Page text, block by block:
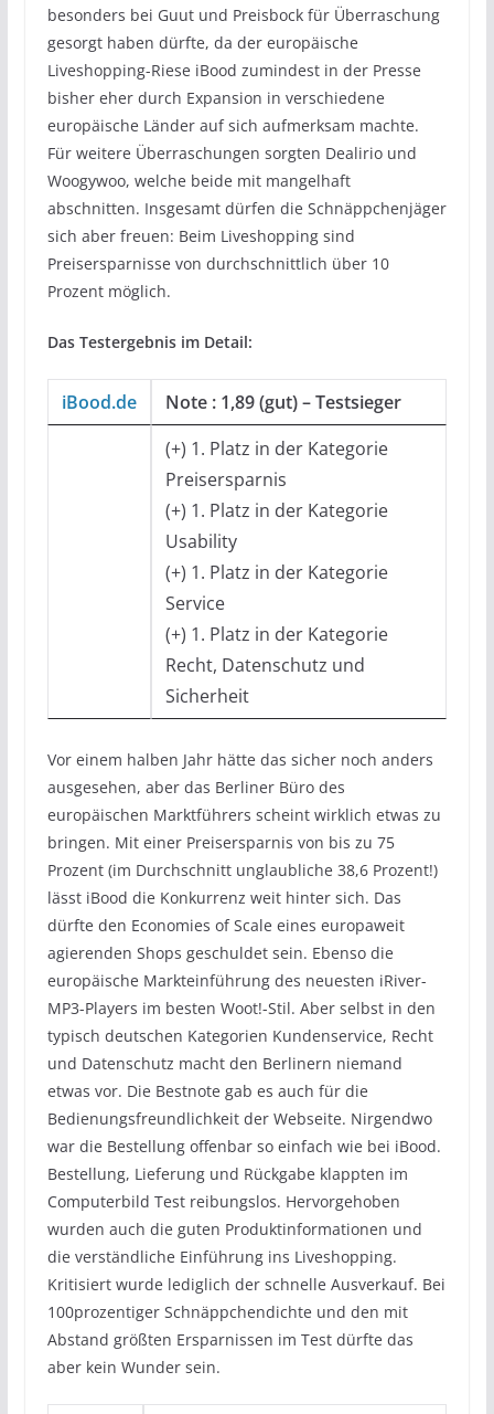
besonders bei Guut und Preisbock für Überraschung
gesorgt haben dürfte, da der europäische
Liveshopping-Riese iBood zumindest in der Presse
bisher eher durch Expansion in verschiedene
europäische Länder auf sich aufmerksam machte.
Für weitere Überraschungen sorgten Dealirio und
Woogywoo, welche beide mit mangelhaft
abschnitten. Insgesamt dürfen die Schnäppchenjäger
sich aber freuen: Beim Liveshopping sind
Preisersparnisse von durchschnittlich über 10
Prozent möglich.
Das Testergebnis im Detail:
iBood.de
Note : 1,89 (gut) – Testsieger
(+) 1. Platz in der Kategorie
Preisersparnis
(+) 1. Platz in der Kategorie
Usability
(+) 1. Platz in der Kategorie
Service
(+) 1. Platz in der Kategorie
Recht, Datenschutz und
Sicherheit
Vor einem halben Jahr hätte das sicher noch anders
ausgesehen, aber das Berliner Büro des
europäischen Marktführers scheint wirklich etwas zu
bringen. Mit einer Preisersparnis von bis zu 75
Prozent (im Durchschnitt unglaubliche 38,6 Prozent!)
lässt iBood die Konkurrenz weit hinter sich. Das
dürfte den Economies of Scale eines europaweit
agierenden Shops geschuldet sein. Ebenso die
europäische Markteinführung des neuesten iRiver-
MP3-Players im besten Woot!-Stil. Aber selbst in den
typisch deutschen Kategorien Kundenservice, Recht
und Datenschutz macht den Berlinern niemand
etwas vor. Die Bestnote gab es auch für die
Bedienungsfreundlichkeit der Webseite. Nirgendwo
war die Bestellung offenbar so einfach wie bei iBood.
Bestellung, Lieferung und Rückgabe klappten im
Computerbild Test reibungslos. Hervorgehoben
wurden auch die guten Produktinformationen und
die verständliche Einführung ins Liveshopping.
Kritisiert wurde lediglich der schnelle Ausverkauf. Bei
100prozentiger Schnäppchendichte und den mit
Abstand größten Ersparnissen im Test dürfte das
aber kein Wunder sein.